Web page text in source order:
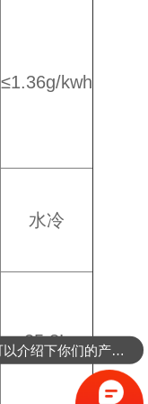
≤1.36g/kwh
水冷
25.8L
你们是怎么收费的呢？